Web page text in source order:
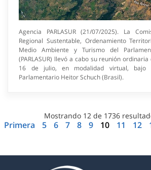
Agencia PARLASUR (21/07/2025). La
Regional Sustentable, Ordenamiento
Medio Ambiente y Turismo del
(PARLASUR) llevó a cabo su reunión
16 de julio, en modalidad virtual, bajo
Parlamentario Heitor Schuch (Brasil).
Mostrando 12 de 1736
Primera 5 6 7 8 9 10 11 12